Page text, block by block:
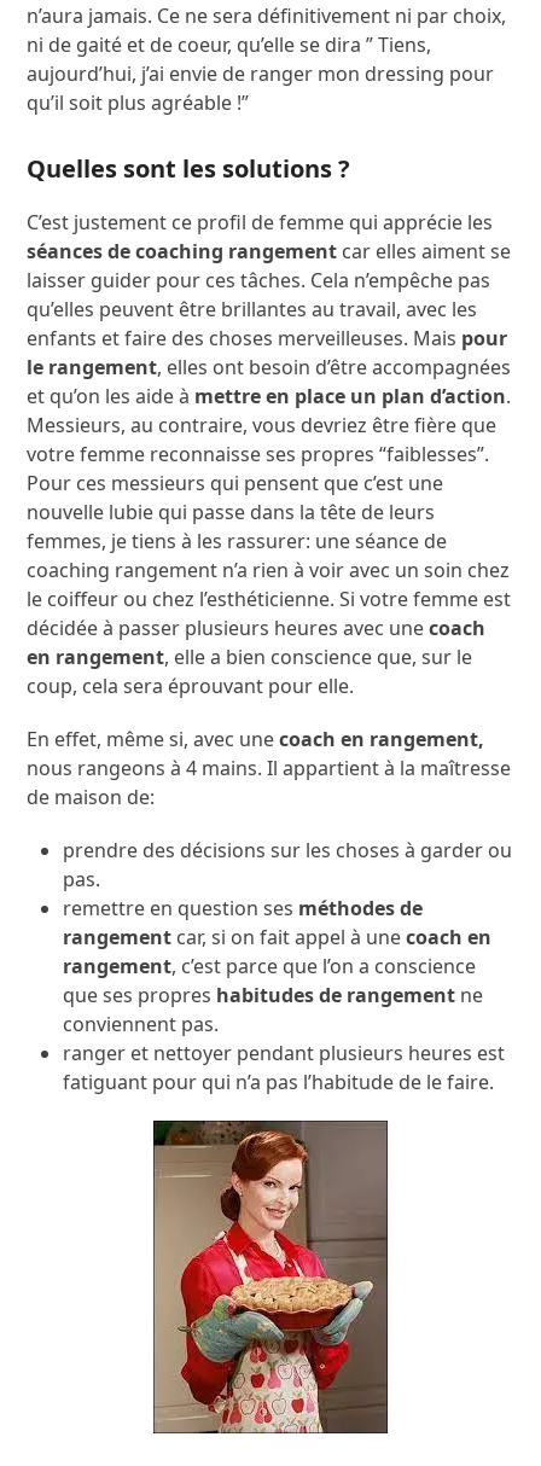
n’aura jamais. Ce ne sera définitivement ni par choix,
ni de gaité et de coeur, qu’elle se dira ” Tiens,
aujourd’hui, j’ai envie de ranger mon dressing pour
qu’il soit plus agréable !”
Quelles sont les solutions ?
C’est justement ce profil de femme qui apprécie les
séances de coaching rangement car elles aiment se
laisser guider pour ces tâches. Cela n’empêche pas
qu’elles peuvent être brillantes au travail, avec les
enfants et faire des choses merveilleuses. Mais pour
le rangement, elles ont besoin d’être accompagnées
et qu’on les aide à mettre en place un plan d’action.
Messieurs, au contraire, vous devriez être fière que
votre femme reconnaisse ses propres “faiblesses”.
Pour ces messieurs qui pensent que c’est une
nouvelle lubie qui passe dans la tête de leurs
femmes, je tiens à les rassurer: une séance de
coaching rangement n’a rien à voir avec un soin chez
le coiffeur ou chez l’esthéticienne. Si votre femme est
décidée à passer plusieurs heures avec unecoach
en rangement, elle a bien conscience que, sur le
coup, cela sera éprouvant pour elle.
En effet, même si, avec unecoach en rangement,
nous rangeons à 4 mains. Il appartient à la maîtresse
de maison de:
prendre des décisions sur les choses à garder ou
pas.
remettre en question ses méthodes de
rangement car, si on fait appel à unecoach en
rangement, c’est parce que l’on a conscience
que ses propres habitudes de rangement ne
conviennent pas.
ranger et nettoyer pendant plusieurs heures est
fatiguant pour qui n’a pas l’habitude de le faire.